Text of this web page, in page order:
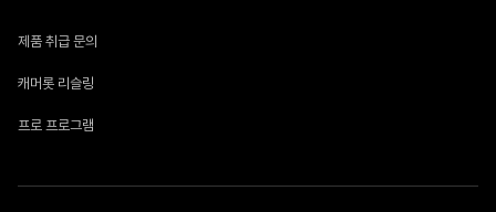
제품 취급 문의
캐머롯 리슬링
프로 프로그램